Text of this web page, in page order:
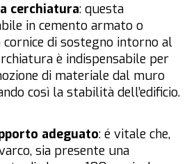
cerchiatura: questa
in cemento armato o
cornice di sostegno intorno al
è indispensabile per
di materiale dal muro
così la stabilità dell’edificio.
adeguato: é vitale che,
sia presente una